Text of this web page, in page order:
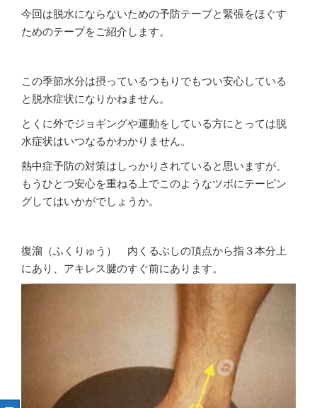
今回は脱水にならないための予防テープと緊張をほぐす
ためのテープをご紹介します。
この季節水分は摂っているつもりでもつい安心している
と脱水症状になりかねません。
とくに外でジョギングや運動をしている方にとっては脱
水症状はいつなるかわかりません。
熱中症予防の対策はしっかりされていると思いますが、
もうひとつ安心を重ねる上でこのようなツボにテーピン
グしてはいかがでしょうか。
復溜（ふくりゅう） 内くるぶしの頂点から指３本分上
にあり、アキレス腱のすぐ前にあります。